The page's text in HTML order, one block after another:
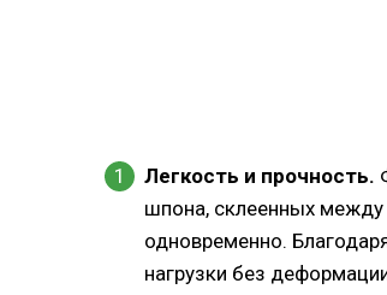
Легкость и прочность.
шпона, склеенных между
одновременно.
нагрузки без